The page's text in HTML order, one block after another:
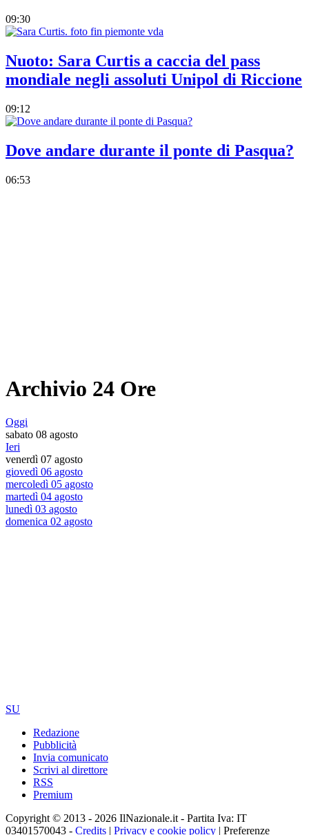
09:30
Nuoto: Sara Curtis a caccia del pass
mondiale negli assoluti Unipol di Riccione
09:12
Dove andare durante il ponte di Pasqua?
06:53
Archivio 24 Ore
Oggi
sabato 08 agosto
Ieri
venerdì 07 agosto
giovedì 06 agosto
mercoledì 05 agosto
martedì 04 agosto
lunedì 03 agosto
domenica 02 agosto
SU
Redazione
Pubblicità
Invia comunicato
Scrivi al direttore
RSS
Premium
Copyright © 2013 - 2026 IlNazionale.it - Partita Iva: IT
03401570043 - Credits | Privacy e cookie policy | Preferenze